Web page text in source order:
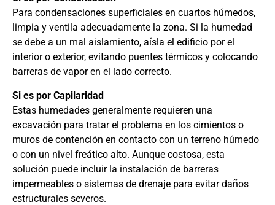
Para condensaciones superficiales en cuartos húmedos,
limpia y ventila adecuadamente la zona. Si la humedad
se debe a un mal aislamiento, aísla el edificio por el
interior o exterior, evitando puentes térmicos y colocando
barreras de vapor en el lado correcto.
Si es por Capilaridad
Estas humedades generalmente requieren una
excavación para tratar el problema en los cimientos o
muros de contención en contacto con un terreno húmedo
o con un nivel freático alto. Aunque costosa, esta
solución puede incluir la instalación de barreras
impermeables o sistemas de drenaje para evitar daños
estructurales severos.